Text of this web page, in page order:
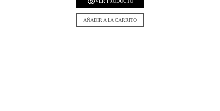
VER PRODUCTO
AÑADIR A LA CARRITO